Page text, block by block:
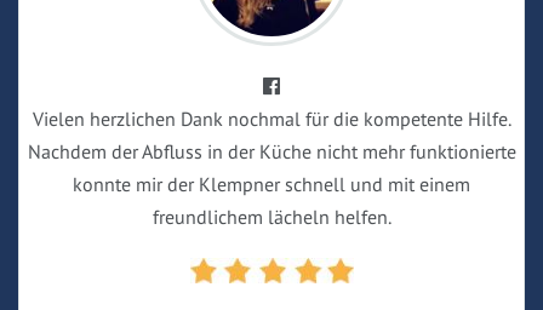
Vielen herzlichen Dank nochmal für die kompetente Hilfe.
Nachdem der Abfluss in der Küche nicht mehr funktionierte
konnte mir der Klempner schnell und mit einem
freundlichem lächeln helfen.